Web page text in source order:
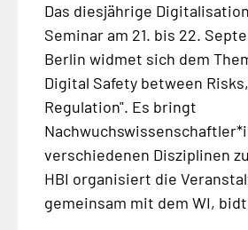
Das diesjährige
Seminar am 21. bis 22.
Berlin widmet sich dem
Digital Safety between
Regulation". Es bringt
verschiedenen Disziplinen
HBI organisiert die
gemeinsam mit dem WI, bidt